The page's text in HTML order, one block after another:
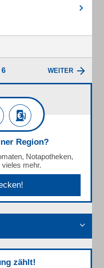
WEITER
Region?
Notapotheken,
mehr.
zählt!